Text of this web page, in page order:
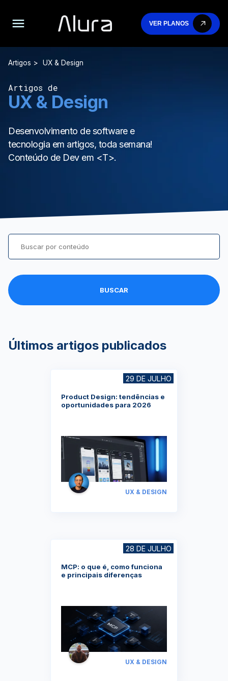
VER PLANOS
Artigos UX & Design
Artigos de
UX & Design
Desenvolvimento de software e
tecnologia em artigos, toda semana!
Conteúdo de Dev em <T>.
BUSCAR
Últimos artigos publicados
⁠Product Design: tendências e
oportunidades para 2026
29 DE JULHO
UX & DESIGN
MCP: o que é, como funciona
e principais diferenças
28 DE JULHO
UX & DESIGN